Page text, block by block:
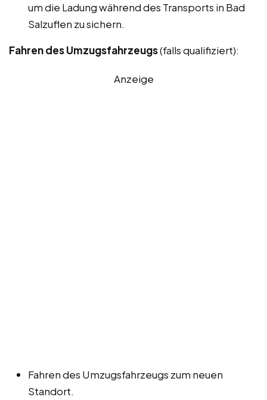
um die Ladung während des Transports in Bad
Salzuflen zu sichern.
Fahren des Umzugsfahrzeugs(falls qualifiziert):
Anzeige
Fahren des Umzugsfahrzeugs zum neuen
Standort.